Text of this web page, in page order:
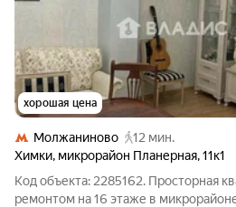
хорошая цена
Молжаниново
12 мин.
Химки, микрорайон Планерная,11к1
Код объекта: 2285162. Просторная
ремонтом на 16 этаже в